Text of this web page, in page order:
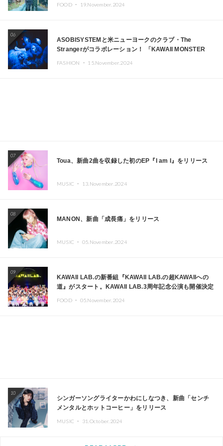
FOOD ・ 19.November.2024
06
ASOBISYSTEMと米ニューヨークのクラブ・The
Strangerがコラボレーション！ 「KAWAII MONSTER
FASHION ・ 15.November.2024
07
Toua、新曲2曲を収録した初のEP『I am I』をリリース
MUSIC ・ 13.November.2024
08
MANON、新曲「成長痛」をリリース
MUSIC ・ 05.November.2024
09
KAWAII LAB.の新番組『KAWAII LAB.の超KAWAIIへの
道』がスタート。KAWAII LAB.3周年記念公演も開催決定
FOOD ・ 05.November.2024
10
シンガーソングライターかわにしなつき、新曲「センチ
メンタルとホットコーヒー」をリリース
MUSIC ・ 31.October.2024